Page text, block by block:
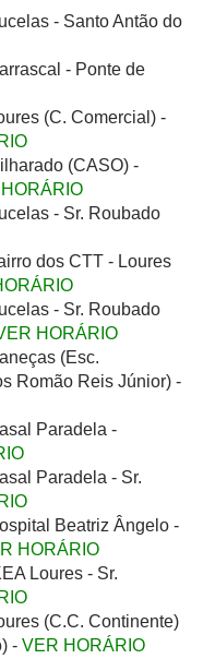
- Santo Antão do
- Ponte de
(C. Comercial) -
(CASO) -
- Sr. Roubado
dos CTT - Loures
- Sr. Roubado
HORÁRIO
(Esc.
Romão Reis Júnior) -
Paradela -
Paradela - Sr.
Beatriz Ângelo -
HORÁRIO
Loures - Sr.
(C.C. Continente)
- VER HORÁRIO